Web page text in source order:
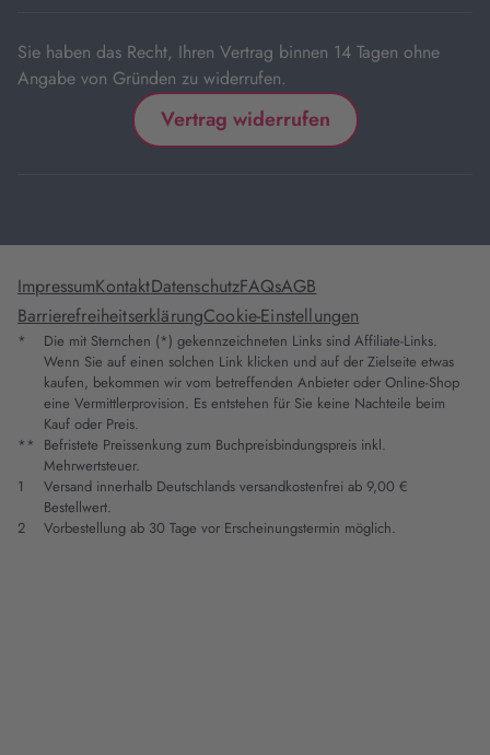
Sie haben das Recht, Ihren Vertrag binnen 14 Tagen ohne
Angabe von Gründen zu widerrufen.
Vertrag widerrufen
ImpressumKontaktDatenschutzFAQsAGB
BarrierefreiheitserklärungCookie-Einstellungen
*
Die mit Sternchen (*) gekennzeichneten Links sind Affiliate-Links.
Wenn Sie auf einen solchen Link klicken und auf der Zielseite etwas
kaufen, bekommen wir vom betreffenden Anbieter oder Online-Shop
eine Vermittlerprovision. Es entstehen für Sie keine Nachteile beim
Kauf oder Preis.
** Befristete Preissenkung zum Buchpreisbindungspreis inkl.
Mehrwertsteuer.
1
Versand innerhalb Deutschlands versandkostenfrei ab 9,00 €
Bestellwert.
2
Vorbestellung ab 30 Tage vor Erscheinungstermin möglich.